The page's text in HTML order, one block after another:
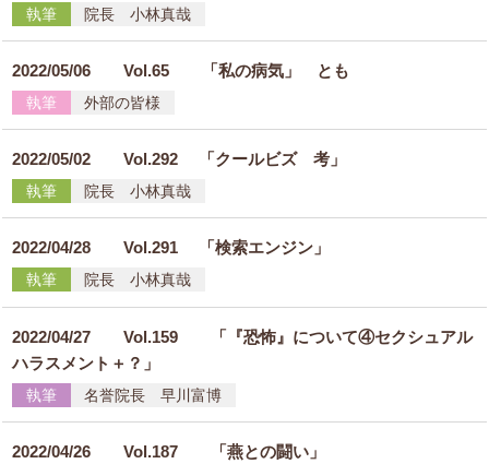
執筆 院長 小林真哉
2022/05/06Vol.65 「私の病気」 とも
執筆 外部の皆様
2022/05/02Vol.292 「クールビズ 考」
執筆 院長 小林真哉
2022/04/28Vol.291 「検索エンジン」
執筆 院長 小林真哉
2022/04/27Vol.159 「『恐怖』について④セクシュアル
ハラスメント＋？」
執筆 名誉院長 早川富博
2022/04/26Vol.187 「燕との闘い」